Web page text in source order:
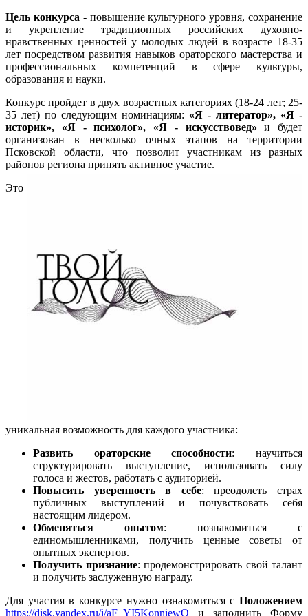
Цель конкурса - повышение культурного уровня, сохранение
и укрепление традиционных российских духовно-
нравственных ценностей у молодых людей в возрасте 18-35
лет посредством развития навыков ораторского мастерства и
профессиональных компетенций в сфере культуры,
образования и науки.
Конкурс пройдет в двух возрастных категориях (18-24 лет; 25-
35 лет) по следующим номинациям: «Я - литератор», «Я -
историк», «Я - психолог», «Я - искусствовед» и будет
организован в несколько очных этапов на территории
Псковской области, что позволит участникам из разных
районов региона принять активное участие.
Это
уникальная возможность для каждого участника:
Развить ораторские способности: научиться
структурировать выступление, использовать силу
голоса и жестов, работать с аудиторией.
Повысить уверенность в себе: преодолеть страх
публичных выступлений и почувствовать себя
настоящим лидером.
Обменяться опытом: познакомиться с
единомышленниками, получить ценные советы от
опытных экспертов.
Получить признание: продемонстрировать свой талант
и получить заслуженную награду.
Для участия в конкурсе нужно ознакомиться с Положением
https://disk.yandex.ru/i/aF_YI5KonniewQ
и заполнить Форму